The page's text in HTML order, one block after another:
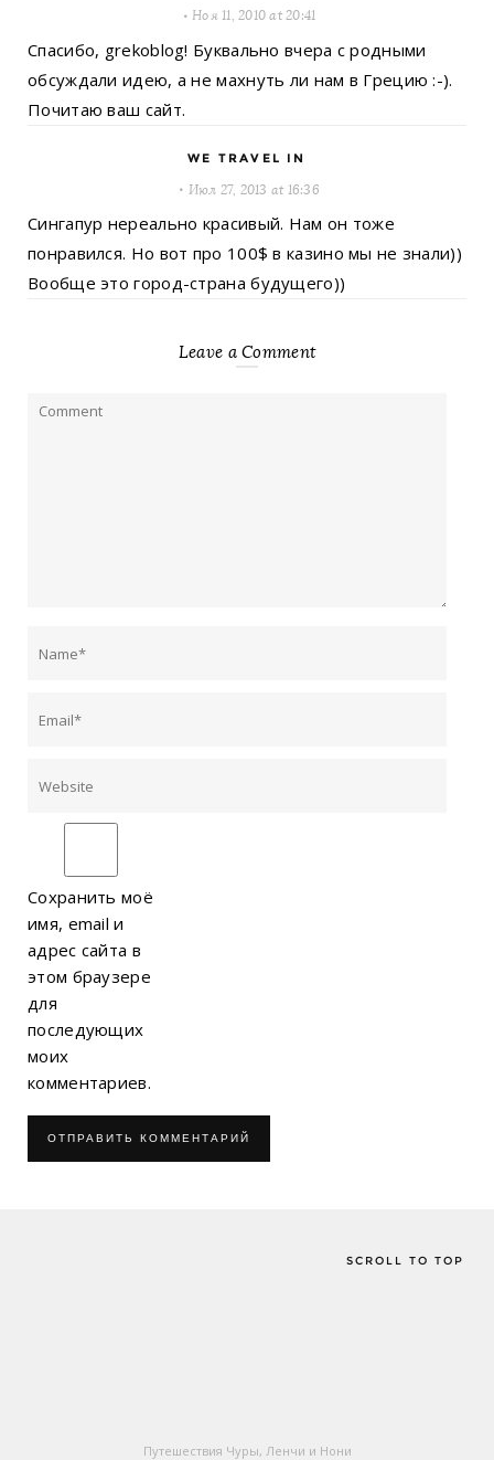
Ноя 11, 2010 at 20:41
Спасибо, grekoblog! Буквально вчера с родными
обсуждали идею, а не махнуть ли нам в Грецию :-).
Почитаю ваш сайт.
WE TRAVEL IN
Июл 27, 2013 at 16:36
Сингапур нереально красивый. Нам он тоже
понравился. Но вот про 100$ в казино мы не знали))
Вообще это город-страна будущего))
Leave a Comment
Сохранить моё
имя, email и
адрес сайта в
этом браузере
для
последующих
моих
комментариев.
SCROLL TO TOP
Путешествия Чуры, Ленчи и Нони